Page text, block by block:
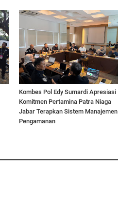
Kombes Pol Edy Sumardi Apresiasi
Komitmen Pertamina Patra Niaga
Jabar Terapkan Sistem Manajemen
Pengamanan